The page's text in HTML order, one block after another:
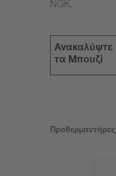
NGK.
Ανακαλύψτε
τα Μπουζί
Προθερμαντήρες